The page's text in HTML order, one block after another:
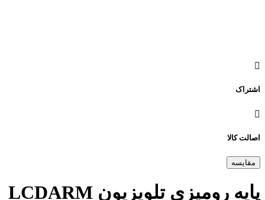
اشتراک
اصالت کالا
مقایسه
پایه رومیزی تلویزیون LCDARM